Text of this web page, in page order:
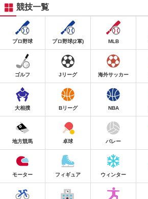
競技一覧
プロ野球 プロ野球(2軍) MLB
ゴルフ Jリーグ 海外サッカー
大相撲 Bリーグ NBA
地方競馬 卓球 バレー
モーター フィギュア ウィンター